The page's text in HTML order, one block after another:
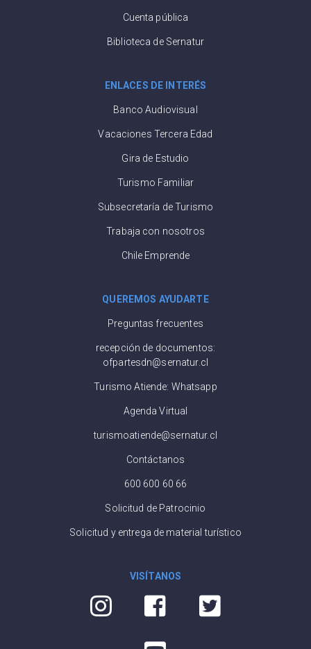
Cuenta pública
Biblioteca de Sernatur
ENLACES DE INTERÉS
Banco Audiovisual
Vacaciones Tercera Edad
Gira de Estudio
Turismo Familiar
Subsecretaría de Turismo
Trabaja con nosotros
Chile Emprende
QUEREMOS AYUDARTE
Preguntas frecuentes
recepción de documentos:
ofpartesdn@sernatur.cl
Turismo Atiende: Whatsapp
Agenda Virtual
turismoatiende@sernatur.cl
Contáctanos
600 600 60 66
Solicitud de Patrocinio
Solicitud y entrega de material turístico
VISÍTANOS